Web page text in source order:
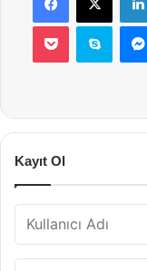
Pocket Skype
Kayıt Ol